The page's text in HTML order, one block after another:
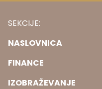
SEKCIJE:
NASLOVNICA
FINANCE
IZOBRAŽEVANJE